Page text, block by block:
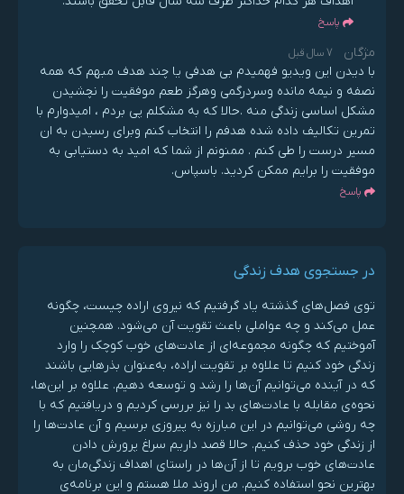
پاسخ
مژگان 7 سال قبل
با دیدن این ویدیو فهمیدم بی هدفی یا چند هدف مبهم که همه
نصفه و نیمه مانده وسردرگمی وهرگز طعم موفقیت را نچشیدن
مشکل اساسی زندگی منه .حالا که به مشکلم پی بردم ، امیدوارم با
تمرین تکالیف داده شده هدفم را انتخاب کنم وبرای رسیدن به ان
مسیر درست را طی کنم . ممنونم از شما که امید به دستیابی به
موفقیت را برایم ممکن کردید. باسپاس.
پاسخ
در جستجوی هدف زندگی
توی فصل‌های گذشته یاد گرفتیم که نیروی اراده چیست، چگونه
عمل می‌کند و چه عواملی باعث تقویت آن می‌شود. همچنین
آموختیم که چگونه مجموعه‌ای از عادت‌های خوب کوچک را وارد
زندگی خود کنیم تا علاوه بر تقویت اراده، به‌عنوان بذرهایی باشند
که در آینده می‌توانیم آن‌ها را رشد و توسعه دهیم. علاوه بر این‌ها،
نحوه‌ی مقابله با عادت‌های بد را نیز بررسی کردیم و دریافتیم که با
چه روشی می‌توانیم در این مبارزه به پیروزی برسیم و آن عادت‌ها را
از زندگی خود حذف کنیم. حالا قصد داریم سراغ پرورش دادن
عادت‌های خوب برویم تا از آن‌ها در راستای اهداف زندگی‌مان به
بهترین نحو استفاده کنیم. من اروند ملا هستم و این برنامه‌ی